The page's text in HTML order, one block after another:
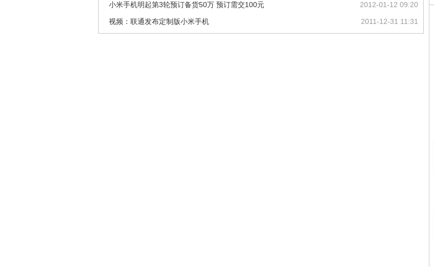
2012-01-12 09:20
小米手机明起第3轮预订备货50万 预订需交100元
2011-12-31 11:31
视频：联通发布定制版小米手机